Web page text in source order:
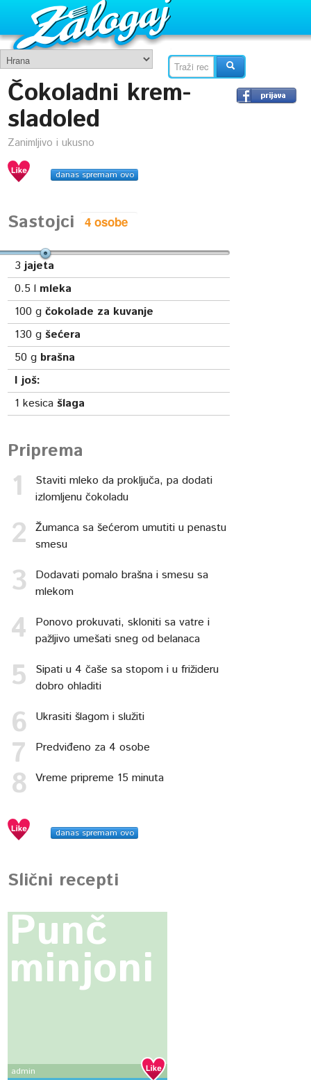
Čokoladni krem-
sladoled
Zanimljivo i ukusno
danas spremam ovo
Sastojci
3 jajeta
0.5 l mleka
100 gčokolade za kuvanje
130 gšećera
50 g brašna
I još:
1 kesicašlaga
Priprema
Staviti mleko da proključa, pa dodati
izlomljenu čokoladu
Žumanca sa šećerom umutiti u penastu
smesu
Dodavati pomalo brašna i smesu sa
mlekom
Ponovo prokuvati, skloniti sa vatre i
pažljivo umešati sneg od belanaca
Sipati u 4 čaše sa stopom i u frižideru
dobro ohladiti
Ukrasiti šlagom i služiti
Predviđeno za 4 osobe
Vreme pripreme 15 minuta
danas spremam ovo
Slični recepti
Punč
minjoni
admin